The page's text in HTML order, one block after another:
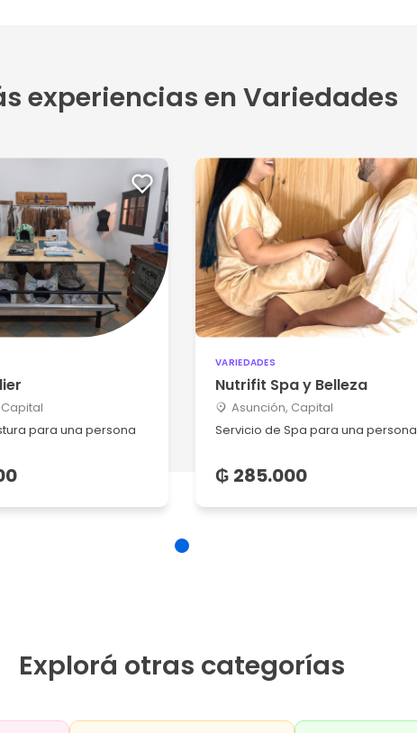
experiencias en Variedades
para una persona
VARIEDADES
Nutrifit Spa y Belleza
Asunción, Capital
Servicio de Spa para una persona
₲ 285.000
Explorá otras categorías